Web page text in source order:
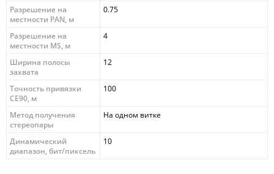
Разрешение на
местности PAN, м
0.75
Разрешение на
местности MS, м
4
Ширина полосы
захвата
12
Точность привязки
CE90, м
100
Метод получения
стереопары
На одном витке
Динамический
диапазон, бит/пиксель
10